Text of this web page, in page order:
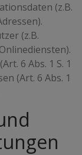
(z.B.
(z.B.
6 Abs. 1 S. 1
(Art. 6 Abs. 1